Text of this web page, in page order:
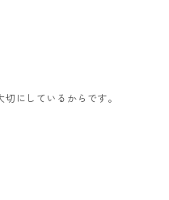
にしているからです。